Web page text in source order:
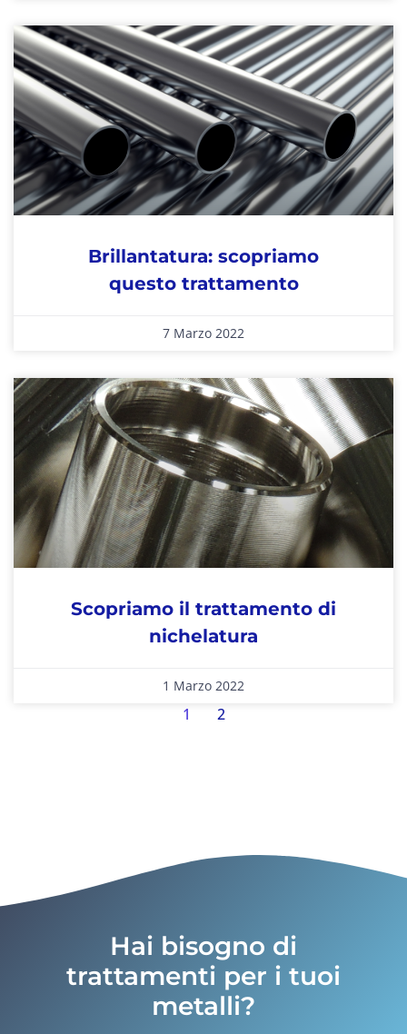
Brillantatura: scopriamo
questo trattamento
7 Marzo 2022
Scopriamo il trattamento di
nichelatura
1 Marzo 2022
1 2
Hai bisogno di
trattamenti per i tuoi
metalli?